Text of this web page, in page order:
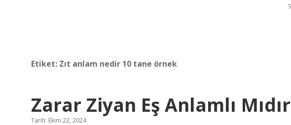
Etiket: Zıt anlam nedir 10 tane örnek
Zarar Ziyan Eş Anlamlı Mıdır
Tarih: Ekim 22, 2024